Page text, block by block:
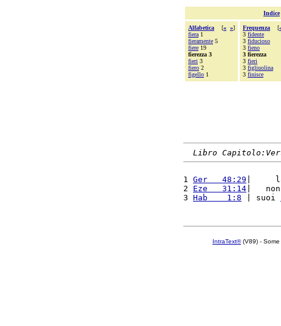
Indice
Alfabetica [« »]
fiera 1
fieramente 5
fiere 19
fierezza 3
fieri 3
fiero 2
figello 1
Frequenza [
3 fidente
3 fiducioso
3 fieno
3 fierezza
3 fieri
3 figliuolina
3 finisce
Libro
1 Ger   48:29 |
2 Eze   31:14 |
3 Hab    1:8 | suoi
IntraText®(V89) - Some